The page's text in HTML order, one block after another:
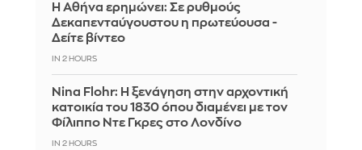
Η Αθήνα ερημώνει: Σε ρυθμούς
Δεκαπενταύγουστου η πρωτεύουσα -
Δείτε βίντεο
IN 2 HOURS
Nina Flohr: Η ξενάγηση στην αρχοντική
κατοικία του 1830 όπου διαμένει με τον
Φίλιππο Ντε Γκρες στο Λονδίνο
IN 2 HOURS